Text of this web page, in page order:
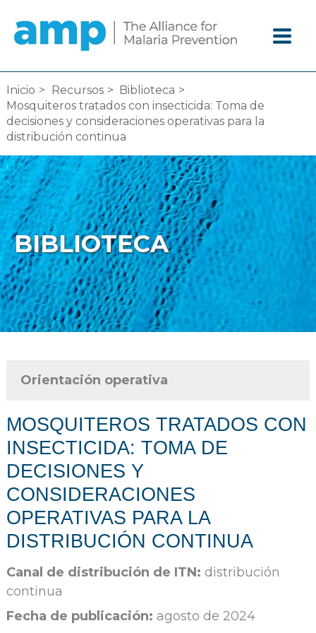
contenido
Inicio Recursos
Biblioteca
Mosquiteros tratados con insecticida: Toma de
decisiones y consideraciones operativas para la
distribución continua
BIBLIOTECA
Orientación operativa
MOSQUITEROS TRATADOS CON
INSECTICIDA: TOMA DE
DECISIONES Y
CONSIDERACIONES
OPERATIVAS PARA LA
DISTRIBUCIÓN CONTINUA
Canal de distribución de ITN: distribución
continua
Fecha de publicación: agosto de 2024